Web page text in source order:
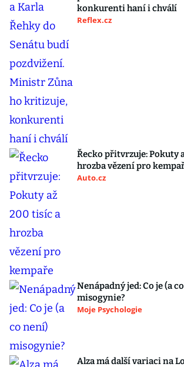
konkurenti haní i chválí
Reflex.cz
Řecko přitvrzuje: Pokuty
hrozba vězení pro
Auto.cz
Nenápadný jed: Co je (a
misogynie?
Moje Psychologie
Alza má další variaci na